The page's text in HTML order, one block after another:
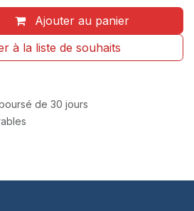
Ajouter au panier
à la liste de souhaits
de 30 jours